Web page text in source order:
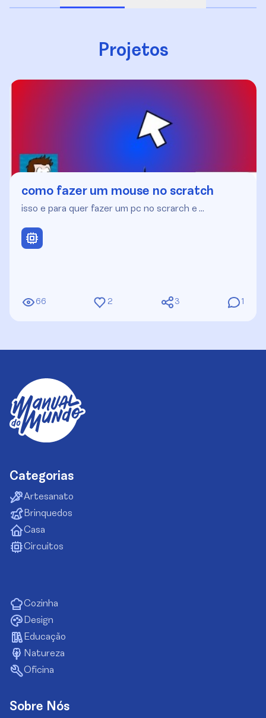
Projetos
como fazer um mouse no scratch
isso e para quer fazer um pc no scrarch e …
66 2 3 1
Categorias
Artesanato
Brinquedos
Casa
Circuitos
Cozinha
Design
Educação
Natureza
Oficina
Sobre Nós